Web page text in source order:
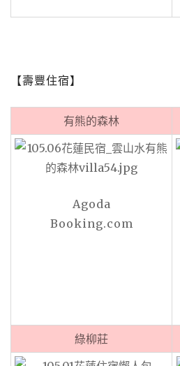
【壽豐住宿】
有熊的森林
Agoda
Booking.com
綠柳莊